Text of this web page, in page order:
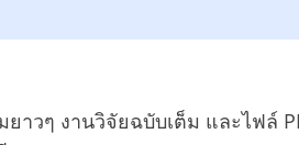
วๆ งานวิจัยฉบับเต็ม และไฟล์